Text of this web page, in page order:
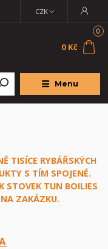
Menu
CZK
0
0 Kč
TISÍCE RYBÁŘSKÝCH
S TÍM SPOJENÉ.
STOVEK TUN BOILIES
ZAKÁZKU.